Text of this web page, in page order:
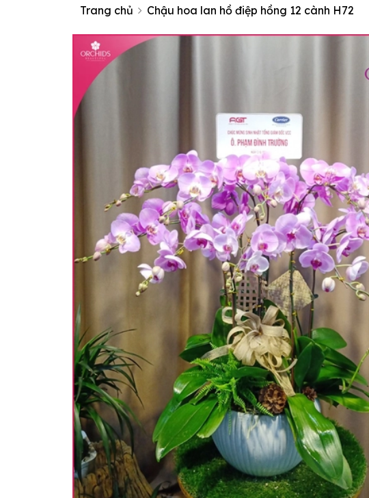
Trang chủ Chậu hoa lan hồ điệp hồng 12 cành H72